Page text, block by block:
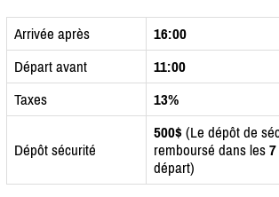
Arrivée après
16:00
Départ avant
11:00
Taxes
13%
Dépôt sécurité
500$ (Le dépôt de
remboursé dans les 7
départ)